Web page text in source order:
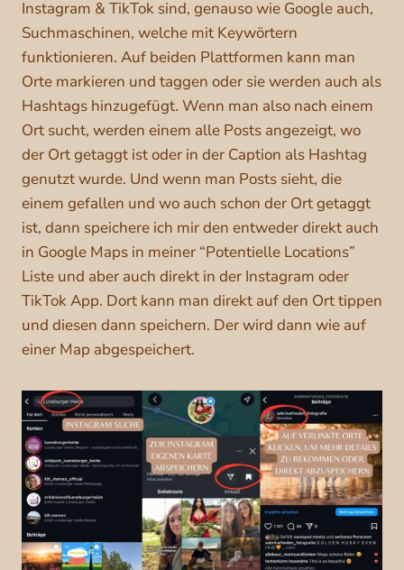
Instagram & TikTok sind, genauso wie Google auch,
Suchmaschinen, welche mit Keywörtern
funktionieren. Auf beiden Plattformen kann man
Orte markieren und taggen oder sie werden auch als
Hashtags hinzugefügt. Wenn man also nach einem
Ort sucht, werden einem alle Posts angezeigt, wo
der Ort getaggt ist oder in der Caption als Hashtag
genutzt wurde. Und wenn man Posts sieht, die
einem gefallen und wo auch schon der Ort getaggt
ist, dann speichere ich mir den entweder direkt auch
in Google Maps in meiner “Potentielle Locations”
Liste und aber auch direkt in der Instagram oder
TikTok App. Dort kann man direkt auf den Ort tippen
und diesen dann speichern. Der wird dann wie auf
einer Map abgespeichert.